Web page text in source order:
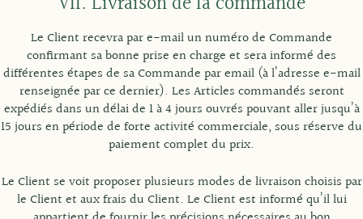
Le Client recevra par e-mail un numéro de Commande
confirmant sa bonne prise en charge et sera informé des
différentes étapes de sa Commande par email (à l’adresse e-mail
renseignée par ce dernier). Les Articles commandés seront
expédiés dans un délai de 1 à 4 jours ouvrés pouvant aller jusqu’à
15 jours en période de forte activité commerciale, sous réserve du
paiement complet du prix.
Le Client se voit proposer plusieurs modes de livraison choisis par
le Client et aux frais du Client. Le Client est informé qu’il lui